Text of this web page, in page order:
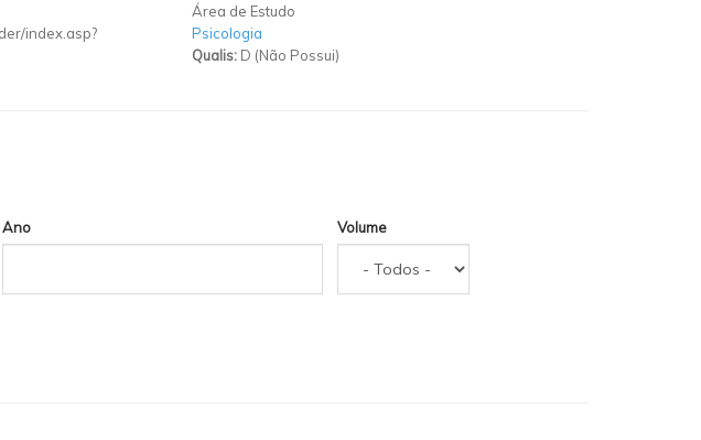
index.asp?
Área de Estudo
Psicologia
Qualis: D (Não Possui)
Ano Volume